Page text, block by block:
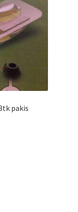
pakis